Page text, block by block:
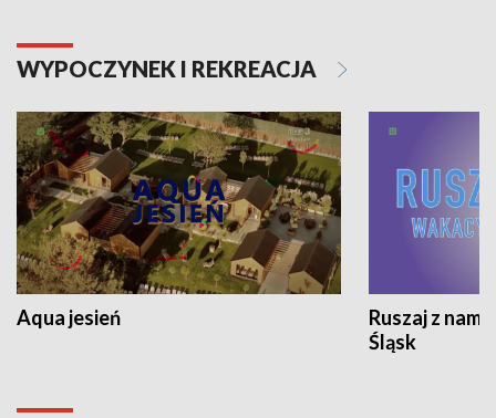
WYPOCZYNEK I REKREACJA
Aqua jesień
Ruszaj z
Śląsk